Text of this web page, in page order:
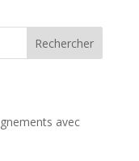
Rechercher
avec